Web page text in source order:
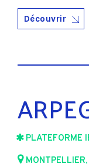
Découvrir
PLATEFORME
MONTPELLIER,